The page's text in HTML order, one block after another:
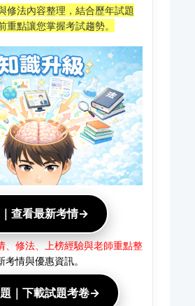
修法內容整理，結合歷年試題
重點讓您掌握考試趨勢。
查看最新考情→
、修法、上榜經驗與老師重點整
考情與優惠資訊。
｜下載試題考卷→